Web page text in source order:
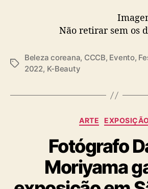
Não retirar sem os
T
s
Beleza coreana, CCCB, Evento,
2022, K-Beauty
C
t
e
g
o
r
ARTE
Fotógrafo
Moriyama